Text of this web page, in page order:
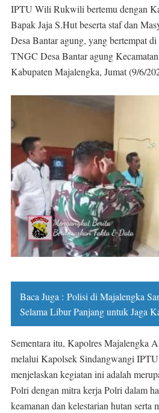
IPTU Wili Rukwili bertemu dengan
Bapak Jaja S.Hut beserta staf dan
Desa Bantar agung, yang bertempat
TNGC Desa Bantar agung
Kabupaten Majalengka, Jumat (9/6/
Baca Juga : Polisi di Majalengka
Selama Libur Panjang untuk Jaga
Sementara itu, Kapolres Majalengka
melalui Kapolsek Sindangwangi
menjelaskan kegiatan ini adalah
Polri dengan mitra kerja Polri dalam
keamanan dan kelestarian hutan serta